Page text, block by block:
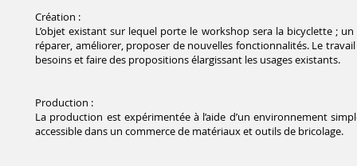
Création :
L’objet existant sur lequel porte le workshop sera la bicyclette ;
réparer, améliorer, proposer de nouvelles fonctionnalités. Le
besoins et faire des propositions élargissant les usages existants.
Production :
La production est expérimentée à l’aide d’un environnement
accessible dans un commerce de matériaux et outils de bricolage.